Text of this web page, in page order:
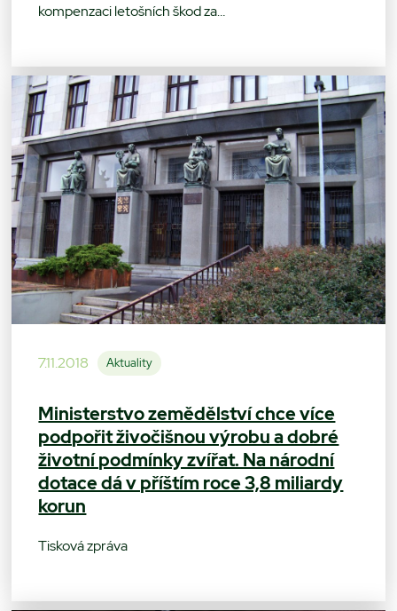
kompenzaci letošních škod za…
7.11.2018 Aktuality
Ministerstvo zemědělství chce více
podpořit živočišnou výrobu a dobré
životní podmínky zvířat. Na národní
dotace dá v příštím roce 3,8 miliardy
korun
Tisková zpráva